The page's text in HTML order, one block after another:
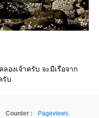
องเจ้าครับ จะมีเรือจาก
รับ
Counter :
Pageviews.